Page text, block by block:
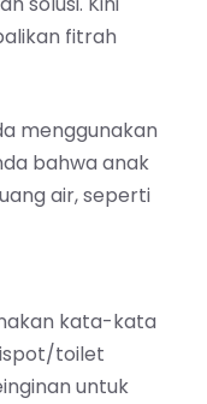
fitrah
menggunakan
bahwa anak
air, seperti
kata-kata
toilet
untuk